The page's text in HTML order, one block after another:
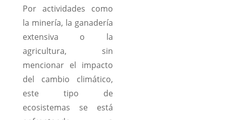
Por actividades como
la minería, la ganadería
extensiva o la
agricultura, sin
mencionar el impacto
del cambio climático,
este tipo de
ecosistemas se está